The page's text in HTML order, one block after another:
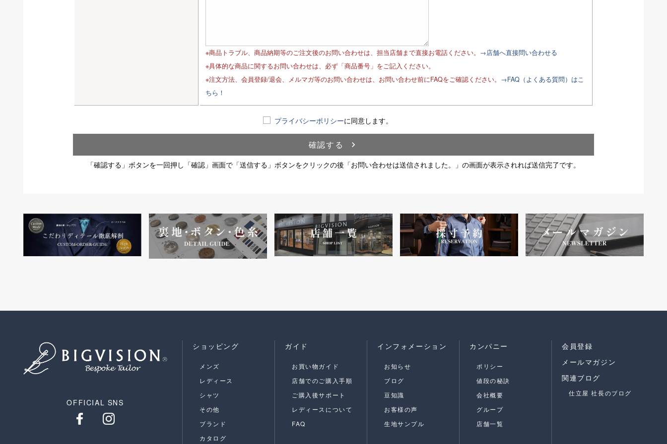
※商品トラブル、商品納期等のご注文後のお問い合わせは、担当店舗まで直接お電話ください。 →店舗へ直接問い合わせる
※具体的な商品に関するお問い合わせは、必ず「商品番号」をご記入ください。
※注文方法、会員登録/退会、メルマガ等のお問い合わせは、お問い合わせ前にFAQをご確認ください。 →FAQ（よくある質問）はこ
ちら！
プライバシーポリシーに同意します。
確認する
navigate_next
「確認する」ボタンを一回押し「確認」画面で「送信する」ボタンをクリックの後「お問い合わせは送信されました。」の画面が表示されれば送信完了です。
OFFICIAL SNS
ショッピング
メンズ
レディース
シャツ
その他
ブランド
カタログ
ガイド
お買い物ガイド
店舗でのご購入手順
ご購入後サポート
レディースについて
FAQ
インフォメーション
お知らせ
ブログ
豆知識
お客様の声
生地サンプル
カンパニー
ポリシー
値段の秘訣
会社概要
グループ
店舗一覧
会員登録
メールマガジン
関連ブログ
仕立屋 社長のブログ